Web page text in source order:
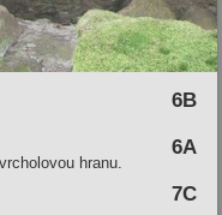
6B
6A
hranu.
7C